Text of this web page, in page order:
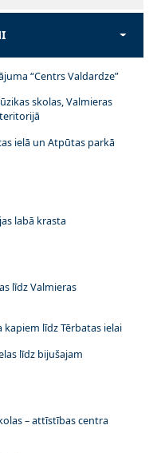
“Centrs Valdardze”
skolas, Valmieras
ielā un Atpūtas parkā
labā krasta
līdz Valmieras
kapiem līdz Tērbatas ielai
līdz bijušajam
– attīstības centra